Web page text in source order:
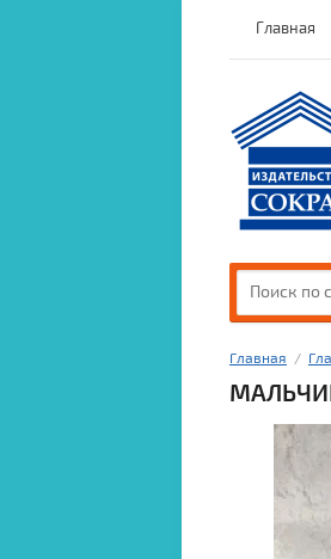
Главная
Главная
  /